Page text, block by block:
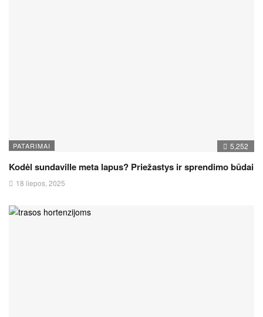
PATARIMAI 5,252
Kodėl sundaville meta lapus? Priežastys ir sprendimo būdai
18 liepos, 2025